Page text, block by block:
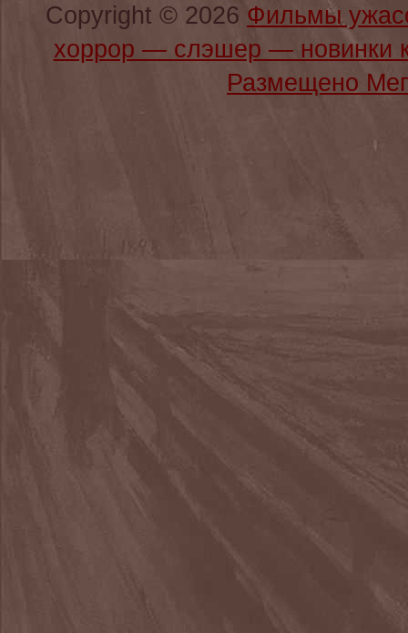
Copyright © 2026 Фильмы
хоррор — слэшер —
Размещено